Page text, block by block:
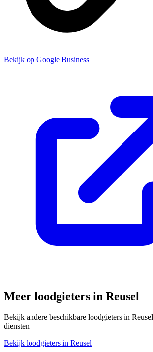
Bekijk op Google Business
Meer loodgieters in Reusel
Bekijk andere beschikbare loodgieters in Reusel
diensten
Bekijk loodgieters in Reusel